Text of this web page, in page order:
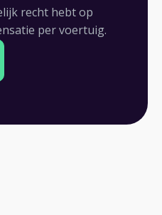
recht hebt op
per voertuig.